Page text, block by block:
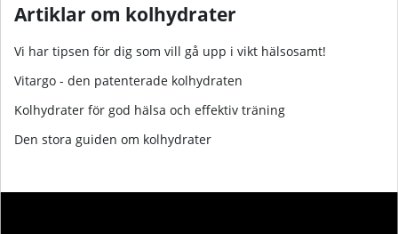
Artiklar om kolhydrater
Vi har tipsen för dig som vill gå upp i vikt hälsosamt!
Vitargo - den patenterade kolhydraten
Kolhydrater för god hälsa och effektiv träning
Den stora guiden om kolhydrater